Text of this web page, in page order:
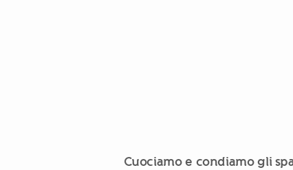
Cuociamo e condiamo gli